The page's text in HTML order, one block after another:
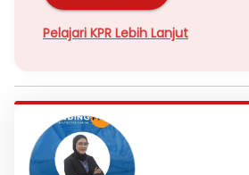
Pelajari KPR Lebih Lanjut